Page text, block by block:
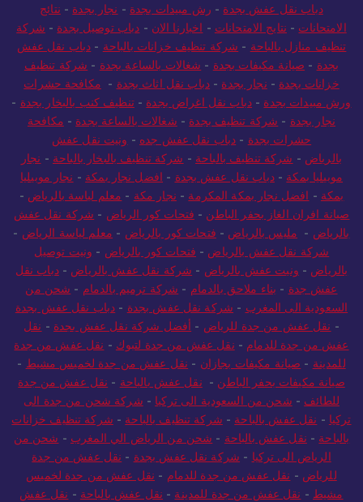
دباب نقل عفش بجدة - رش مبيدات بجدة - نجار بجدة - نتائج
الامتحانات - نتايج الامتحانات - اخبارنا الان - دباب توصيل بجدة - شركة
تنظيف منازل بالباحة - شركة تنظيف خزانات بالباحة - دباب نقل عفش
بجدة - صيانة مكيفات بجدة - شغالات بالساعة بجدة - شركة تنظيف
خزانات بجدة - نجار بجدة - دباب نقل اثاث بجدة - مكافحة حشرات
ورش مبيدات بجدة -دباب نقل اغراض بجدة -تنظيف كنب بالبخار بجدة -
نجار بجدة - شركة تنظيف بجدة - شغالات بالساعة بجدة - مكافحة
حشرات بجدة - دباب نقل عفش جده - ونيت نقل عفش
بالرياض - شركة تنظيف بالباحة - شركة تنظيف بالبخار بالباحة - نجار
موبيليا بمكة -دباب نقل عفش بجدة - افضل نجار بمكة - نجار موبيليا
بمكة - افضل نجار بمكة المكرمة - نجار مكة - معلم لياسة بالرياض -
صيانة افران الغاز بحفر الباطن - فتحات كور الرياض - شركة نقل عفش
بالرياض - مليس بالرياض - فتحات كور بالرياض - معلم لياسة الرياض -
شركة نقل عفش بالرياض - فتحات كور بالرياض - ونيت توصيل
بالرياض - ونيت عفش بالرياض - شركة نقل عفش بالرياض -دباب نقل
عفش جدة - بناء ملاحق بالدمام - شركة ترميم بالدمام - شحن من
السعودية الى المغرب - شركة نقل عفش بجدة - دباب نقل عفش بجدة
- نقل عفش من جدة للرياض - أفضل شركة نقل عفش بجدة - نقل
عفش من جدة للدمام - نقل عفش من جدة لتبوك - نقل عفش من جدة
للمدينة - صيانة مكيفات بجازان - نقل عفش من جدة لخميس مشيط -
صيانة مكيفات بحفر الباطن - نقل عفش بالباحة - نقل عفش من جدة
للطائف - شحن من السعودية الى تركيا - شركة شحن من جدة الى
تركيا - نقل عفش بالباحة - شركة تنظيف بالباحة - شركة تنظيف خزانات
بالباحة - نقل عفش بالباحة - شحن من الرياض الي المغرب - شحن من
الرياض الى تركيا - شركة نقل عفش بجدة - نقل عفش من جدة
للرياض - نقل عفش من جدة للدمام - نقل عفش من جدة لخميس
مشيط - نقل عفش من جدة للمدينة - نقل عفش بالباحة - نقل عفش